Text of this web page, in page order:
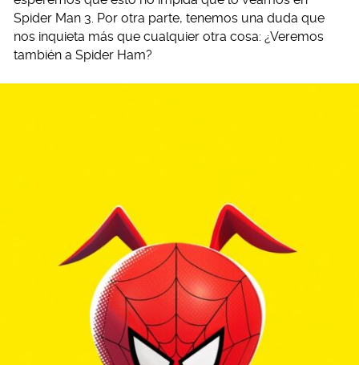
Spider Man 3. Por otra parte, tenemos una duda que
nos inquieta más que cualquier otra cosa: ¿Veremos
también a Spider Ham?